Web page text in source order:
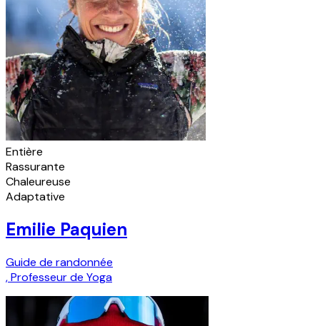
Entière
Rassurante
Chaleureuse
Adaptative
Emilie Paquien
Guide de randonnée
,Professeur de Yoga